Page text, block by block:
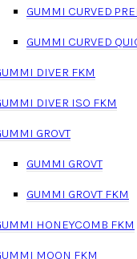
GUMMI CURVED
GUMMI CURVED
DIVER FKM
DIVER ISO FKM
GROVT
GUMMI GROVT
GUMMI GROVT FKM
HONEYCOMB FKM
MOON FKM